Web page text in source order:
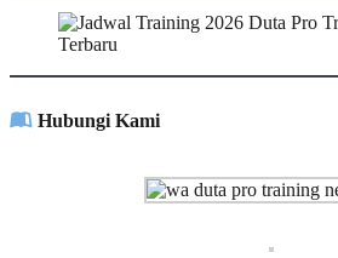
Hubungi Kami